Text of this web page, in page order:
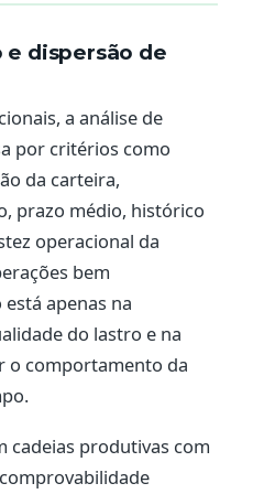
dispersão de
a análise de
por critérios como
da carteira,
prazo médio, histórico
operacional da
bem
apenas na
do lastro e na
o comportamento da
cadeias produtivas com